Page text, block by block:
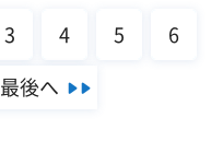
3 4 5 6
最後へ